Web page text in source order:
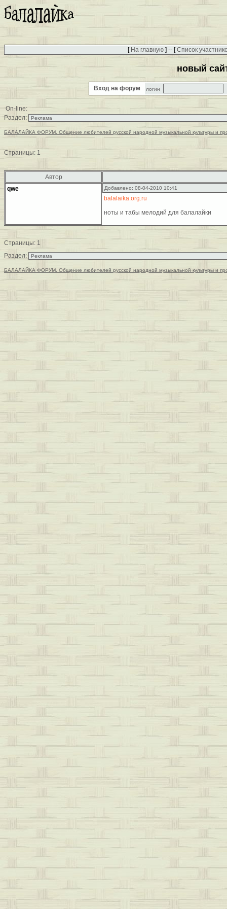
[ На главную] -- [Список
новый
Вход на форум логин
On-line:
Раздел:
БАЛАЛАЙКА ФОРУМ. Общение любителей русской народной музыкальной культуры и
Страницы: 1
Автор
qwe
Добавлено: 08-04-2010 10:41
balalaika.org.ru
ноты и табы мелодий для балалайки
Страницы: 1
Раздел:
БАЛАЛАЙКА ФОРУМ. Общение любителей русской народной музыкальной культуры и